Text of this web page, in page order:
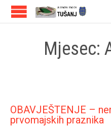
Mjesec:
OBAVJEŠTENJE –
prvomajskih praznika